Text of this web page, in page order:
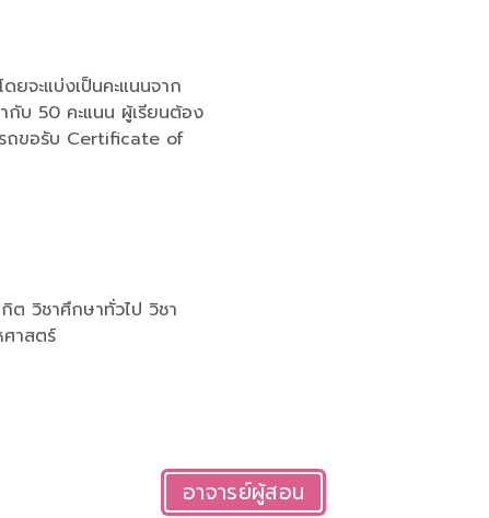
จะแบ่งเป็นคะแนนจาก
กับ 50 คะแนน ผู้เรียนต้อง
รถขอรับ Certificate of
ต วิชาศึกษาทั่วไป วิชา
าสตร์
อาจารย์ผู้สอน